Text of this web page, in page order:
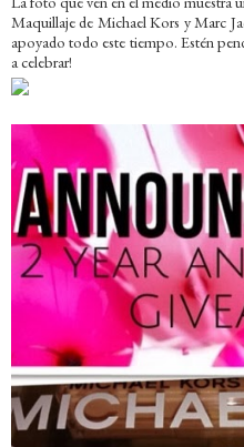
Maquillaje de Michael Kors y Marc
apoyado todo este tiempo. Estén
a celebrar!